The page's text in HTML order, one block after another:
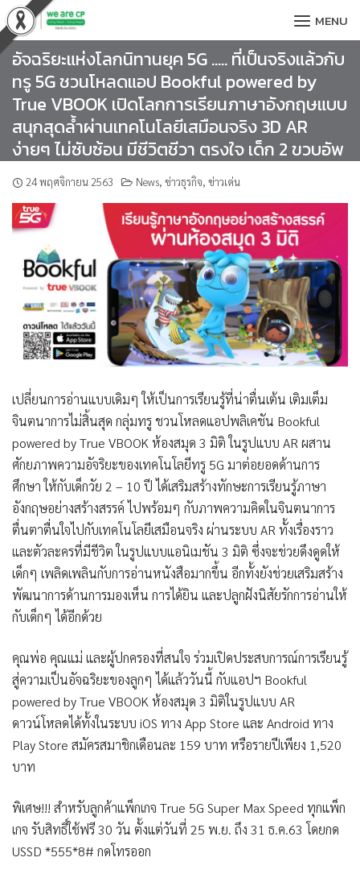
Skip
to
content
MENU
อัจฉริยะแห่งโลกนิทานยุค 5G ….. ที่เป็นจริงแล้วกับ
ทรู 5G ชวนโหลดแอป Bookful powered by
True VBOOK เปิดโลกการเรียนภาษาอังกฤษแบบ
สนุกสุดล้ำผ่านเทคโนโลยีเสมือนจริง 3D AR
ง่ายๆ ไม่ซับซ้อน มีชีวิตชีวา ตรงใจ เด็ก 2 ขวบอัพ
24 พฤศจิกายน 2563 News, ข่าวธุรกิจ, ข่าวเด่น
เปลี่ยนการอ่านแบบเดิมๆ ให้เป็นการเรียนรู้ที่น่าตื่นเต้น เติมเต็ม
จินตนาการไม่สิ้นสุด กลุ่มทรู ชวนโหลดแอปพลิเคชัน Bookful
powered by True VBOOK ห้องสมุด 3 มิติในรูปแบบ AR ผสาน
ศักยภาพความอัจริยะของเทคโนโลยีทรู 5G มาต่อยอดด้านการ
ศึกษา ให้กับเด็กวัย 2 – 10 ปี ได้เสริมสร้างทักษะการเรียนรู้ภาษา
อังกฤษอย่างสร้างสรรค์ ไปพร้อมๆ กับภาพความคิดในจินตนาการ
ตื่นตาตื่นใจไปกับเทคโนโลยีเสมือนจริง ผ่านระบบ AR ทั้งเรื่องราว
และตัวละครที่มีชีวิต ในรูปแบบแอนิเมชัน 3 มิติ ซึ่งจะช่วยดึงดูดให้
เด็กๆ เพลิดเพลินกับการอ่านหนังสือมากขึ้น อีกทั้งยังช่วยเสริมสร้าง
พัฒนาการด้านการมองเห็น การได้ยิน และปลูกฝังนิสัยรักการอ่านให้
กับเด็กๆ ได้อีกด้วย
คุณพ่อ คุณแม่ และผู้ปกครองที่สนใจ ร่วมเปิดประสบการณ์การเรียนรู้
สู่ความเป็นอัจฉริยะของลูกๆ ได้แล้ววันนี้ กับแอปฯ Bookful
powered by True VBOOK ห้องสมุด 3 มิติในรูปแบบ AR
ดาวน์โหลดได้ทั้งในระบบ iOS ทาง App Store และ Android ทาง
Play Store สมัครสมาชิกเดือนละ 159 บาท หรือรายปีเพียง 1,520
บาท
พิเศษ!!! สำหรับลูกค้าแพ็กเกจ True 5G Super Max Speed ทุกแพ็ก
เกจ รับสิทธิ์ใช้ฟรี 30 วัน ตั้งแต่วันที่ 25 พ.ย. ถึง 31 ธ.ค.63 โดยกด
USSD *555*8# กดโทรออก